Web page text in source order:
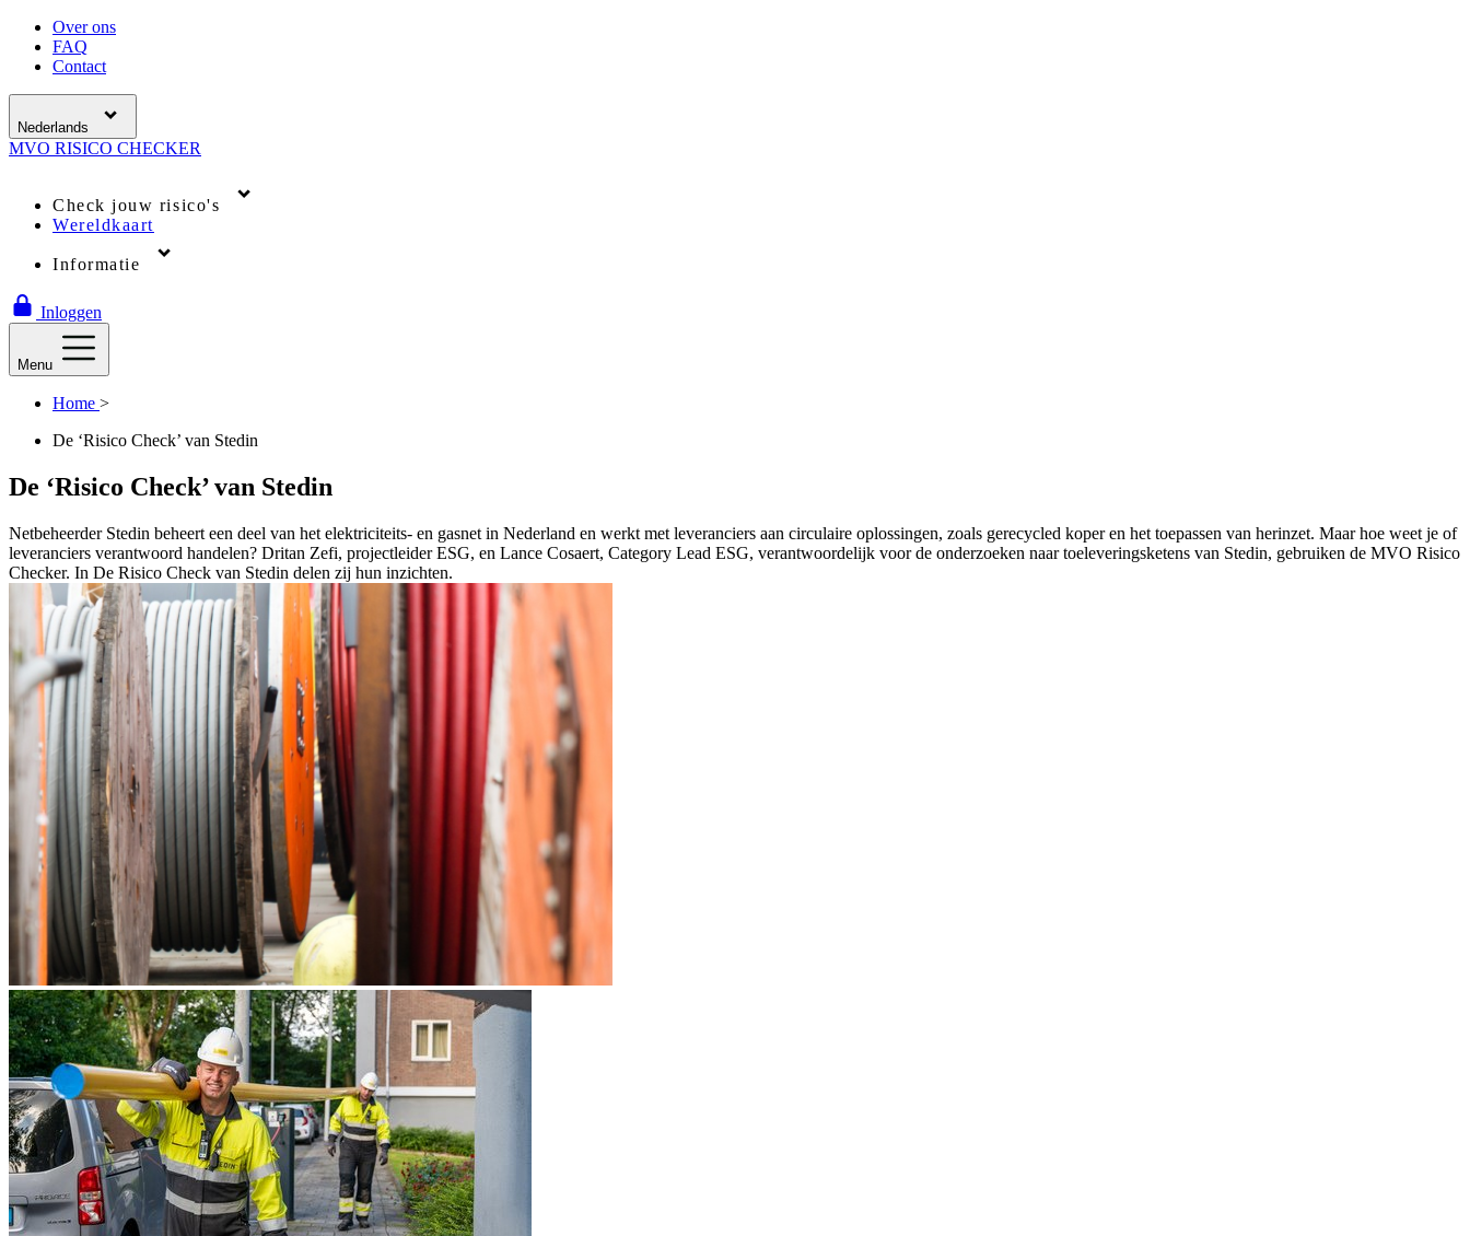
Over ons
FAQ
Contact
Nederlands
MVO RISICO CHECKER
Check jouw risico's
Wereldkaart
Informatie
Inloggen
Menu
Home >
De ‘Risico Check’ van Stedin
De ‘Risico Check’ van Stedin
Netbeheerder Stedin beheert een deel van het elektriciteits- en gasnet in Nederland en werkt met leveranciers aan circulaire oplossingen, zoals gerecycled koper en het toepassen van herinzet. Maar hoe weet je of
leveranciers verantwoord handelen? Dritan Zefi, projectleider ESG, en Lance Cosaert, Category Lead ESG, verantwoordelijk voor de onderzoeken naar toeleveringsketens van Stedin, gebruiken de MVO Risico
Checker. In De Risico Check van Stedin delen zij hun inzichten.